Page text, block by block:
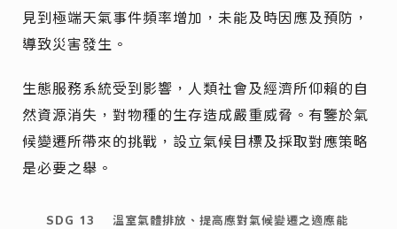
見到極端天氣事件頻率增加，未能及時因應及預防，
導致災害發生。
生態服務系統受到影響，人類社會及經濟所仰賴的自
然資源消失，對物種的生存造成嚴重威脅。有鑒於氣
候變遷所帶來的挑戰，設立氣候目標及採取對應策略
是必要之舉。
SDG 13
溫室氣體排放、提高應對氣候變遷之適應能